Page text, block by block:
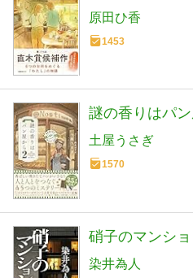
原田ひ香
1453
謎の香りはパ
土屋うさぎ
1570
硝子のマンシ
染井為人